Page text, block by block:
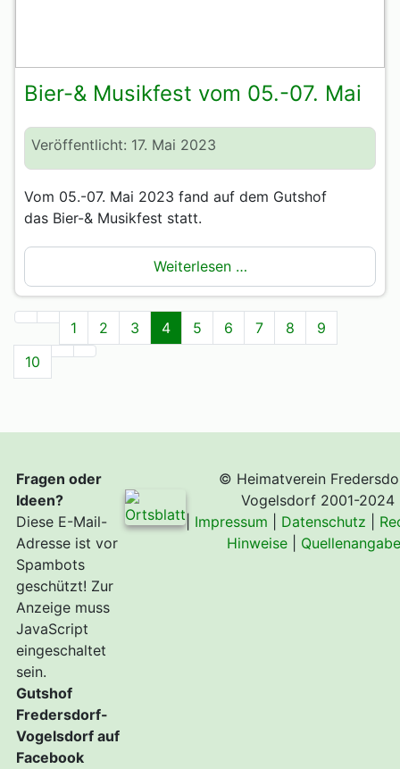
Bier-& Musikfest vom 05.-07. Mai
Veröffentlicht: 17. Mai 2023
Vom 05.-07. Mai 2023 fand auf dem Gutshof
das Bier-& Musikfest statt.
Weiterlesen …
1 2 3 4 5 6 7 8
9
10
Fragen oder
Ideen?
Diese E-Mail-
Adresse ist vor
Spambots
geschützt! Zur
Anzeige muss
JavaScript
eingeschaltet
sein.
Gutshof
Fredersdorf-
Vogelsdorf auf
Facebook
© Heimatverein
Vogelsdorf 2001-2024
Impressum Datenschutz
Hinweise|